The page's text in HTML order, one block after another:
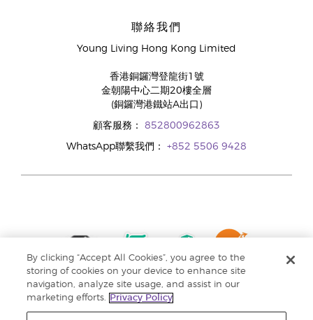
聯絡我們
Young Living Hong Kong Limited
香港銅鑼灣登龍街1號
金朝陽中心二期20樓全層
(銅鑼灣港鐵站A出口)
顧客服務： 852800962863
WhatsApp聯繫我們： +852 5506 9428
By clicking “Accept All Cookies”, you agree to the
storing of cookies on your device to enhance site
navigation, analyze site usage, and assist in our
marketing efforts.
Privacy Policy